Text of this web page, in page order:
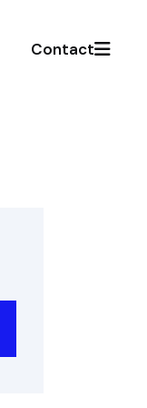
Contact